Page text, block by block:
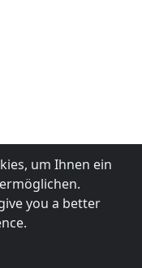
um Ihnen ein
you a better